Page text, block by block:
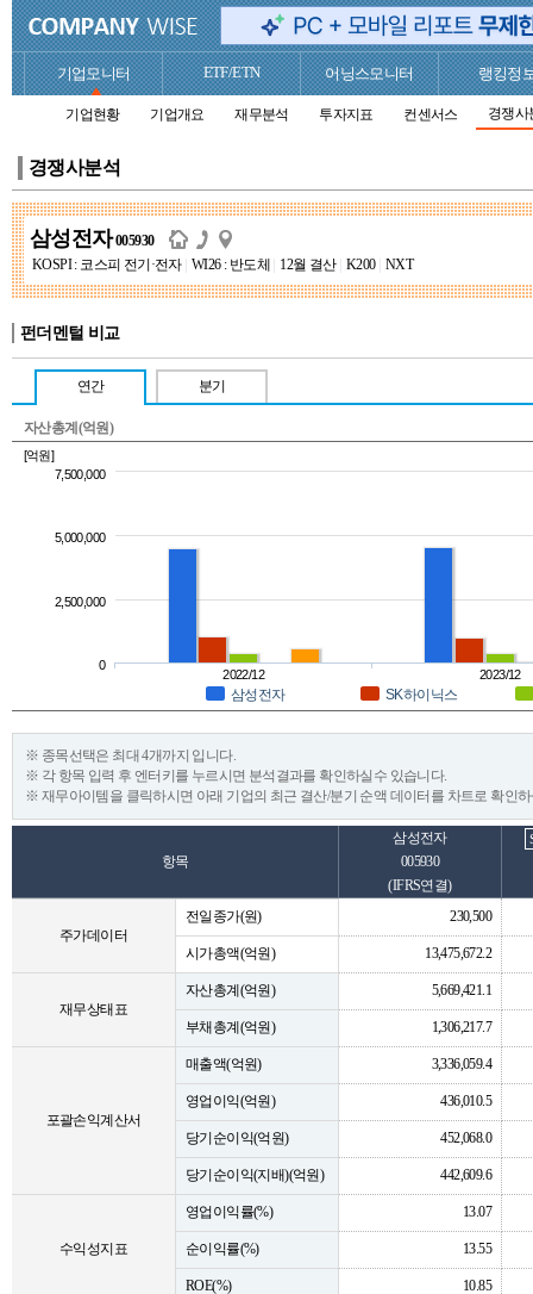
기업모니터 ETF/ETN 어닝스모니터 랭킹정
기업현황 기업개요 재무분석 투자지표 컨센서스 경쟁사
경쟁사분석
삼성전자005930
KOSPI : 코스피 전기·전자 WI26 : 반도체 12월 결산 K200 NXT
펀더멘털 비교
연간 분기
자산총계(억원)
[억원]
삼성전자 SK하이닉스
2022/12 2023/12
0
2,500,000
5,000,000
7,500,000
※ 종목선택은 최대 4개까지 입니다.
※ 각 항목 입력 후 엔터키를 누르시면 분석결과를 확인하실수 있습니다.
※ 재무아이템을 클릭하시면 아래 기업의 최근 결산/분기 순액 데이터를 차트로 확인
항목
삼성전자
005930
(IFRS연결)